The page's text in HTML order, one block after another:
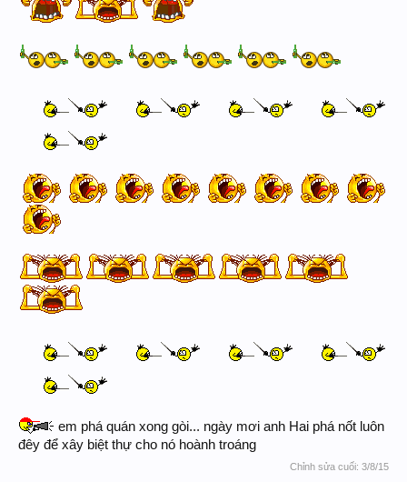
em phá quán xong gòi... ngày mơi anh Hai phá nốt luôn
đêy để xây biệt thự cho nó hoành troáng
Chỉnh sửa cuối: 3/8/15